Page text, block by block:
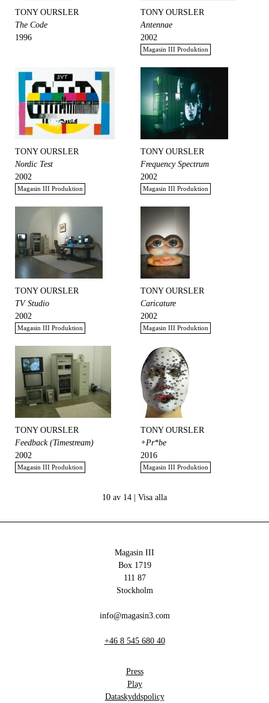
TONY OURSLER
The Code
1996
TONY OURSLER
Antennae
2002
Magasin III Produktion
TONY OURSLER
Nordic Test
2002
Magasin III Produktion
TONY OURSLER
Frequency Spectrum
2002
Magasin III Produktion
TONY OURSLER
TV Studio
2002
Magasin III Produktion
TONY OURSLER
Caricature
2002
Magasin III Produktion
TONY OURSLER
Feedback (Timestream)
2002
Magasin III Produktion
TONY OURSLER
+Pr*be
2016
Magasin III Produktion
10 av 14 | Visa alla
Magasin III
Box 1719
111 87
Stockholm
info@magasin3.com
+46 8 545 680 40
Press
Play
Dataskyddspolicy